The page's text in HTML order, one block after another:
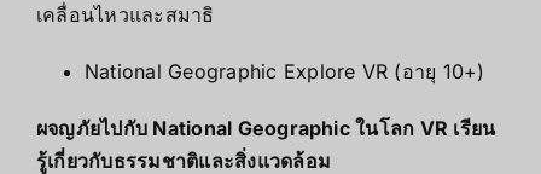
เคลื่อนไหวและสมาธิ
National Geographic Explore VR (อายุ 10+)
ผจญภัยไปกับ National Geographic ในโลก VR เรียน
รู้เกี่ยวกับธรรมชาติและสิ่งแวดล้อม